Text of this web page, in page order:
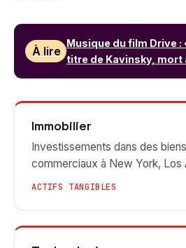
À lire
Musique du film Drive
titre de Kavinsky, mort
Immobilier
Investissements dans des
commerciaux à New York, Los
ACTIFS TANGIBLES